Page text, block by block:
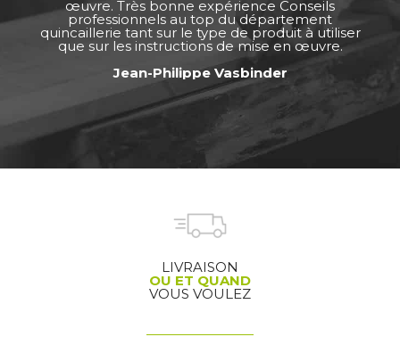
œuvre. Très bonne expérience Conseils
professionnels au top du département
quincaillerie tant sur le type de produit à utiliser
que sur les instructions de mise en œuvre.
Jean-Philippe Vasbinder
LIVRAISON
OU ET QUAND
VOUS VOULEZ